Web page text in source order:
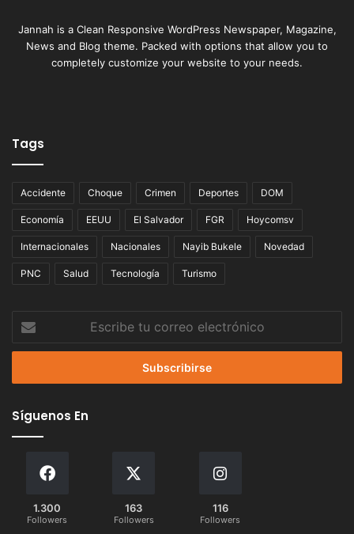
Jannah is a Clean Responsive WordPress Newspaper, Magazine,
News and Blog theme. Packed with options that allow you to
completely customize your website to your needs.
Tags
Accidente Choque Crimen Deportes DOM
Economía EEUU El Salvador FGR Hoycomsv
Internacionales Nacionales Nayib Bukele Novedad
PNC Salud Tecnología Turismo
correo
Síguenos En
1.300
Followers
163
Followers
116
Followers